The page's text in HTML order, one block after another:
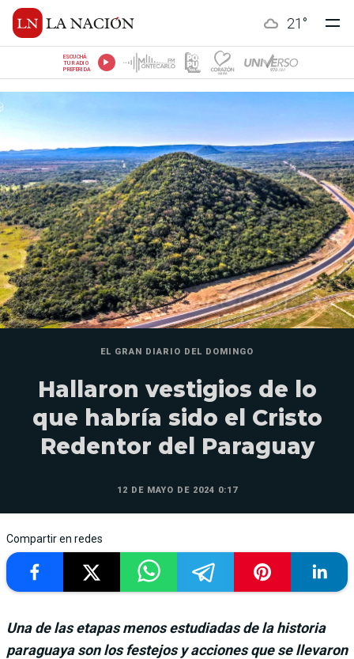
21 °
ESCUCHÁ
TU RADIO
PREFERIDA
EL GRAN DIARIO DEL DOMINGO
Hallaron vestigios de lo
que habría sido el Cristo
Redentor del Paraguay
12 DE MAYO DE 2024 0:17
Compartir en redes
Una de las etapas menos estudiadas de la historia
paraguaya son los festejos y acciones que se llevaron